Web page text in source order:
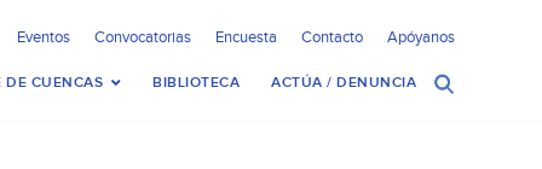
Eventos Convocatorias Encuesta Contacto Apóyanos
DE CUENCAS BIBLIOTECA ACTÚA / DENUNCIA